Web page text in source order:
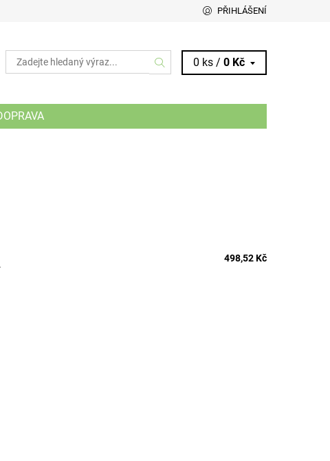
PŘIHLÁŠENÍ
0 ks /0 Kč
498,52 Kč